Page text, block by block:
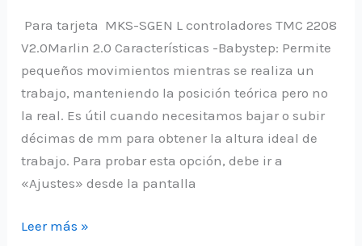
Para tarjeta MKS-SGEN L controladores TMC 2208
V2.0Marlin 2.0 Características -Babystep: Permite
pequeños movimientos mientras se realiza un
trabajo, manteniendo la posición teórica pero no
la real. Es útil cuando necesitamos bajar o subir
décimas de mm para obtener la altura ideal de
trabajo. Para probar esta opción, debe ir a
«Ajustes» desde la pantalla
Actualización
Leer más »